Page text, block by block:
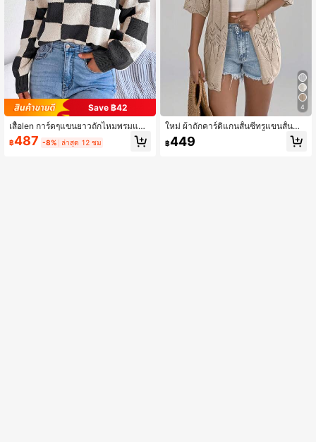
Save ฿42
เสื้อlen การ์ดๆแขนยาวถักไหมพรมแบบ
ลูกคอ สำหรับผู้หญิง สไตล์ถนนสีคอนทร
าสต์ สำหรับซีซั่นใบไม้ร่วงและหนาว เสื้
฿487 -8% ล่าสุด 12 ชม
4
ใหม่ ผ้าถักคาร์ดิแกนสั้นซีทรูแขนสั้นสำ
หรับสตรี เหมาะสำหรับชายหาดและกา
รพักผ่อน
฿449